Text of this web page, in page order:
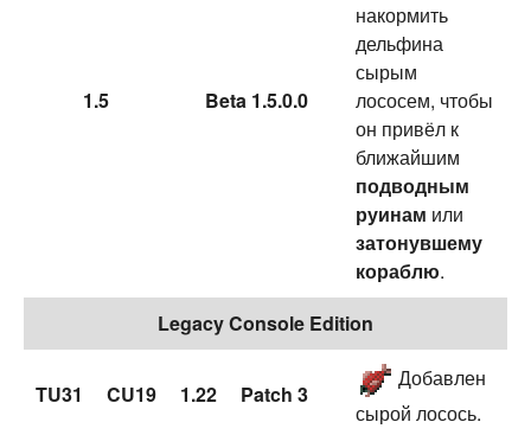
1.5 Beta 1.5.0.0
накормить
дельфина
сырым
лососем, чтобы
он привёл к
ближайшим
подводным
руинам или
затонувшему
кораблю.
Legacy Console Edition
TU31 CU19 1.22 Patch 3
Добавлен
сырой лосось.